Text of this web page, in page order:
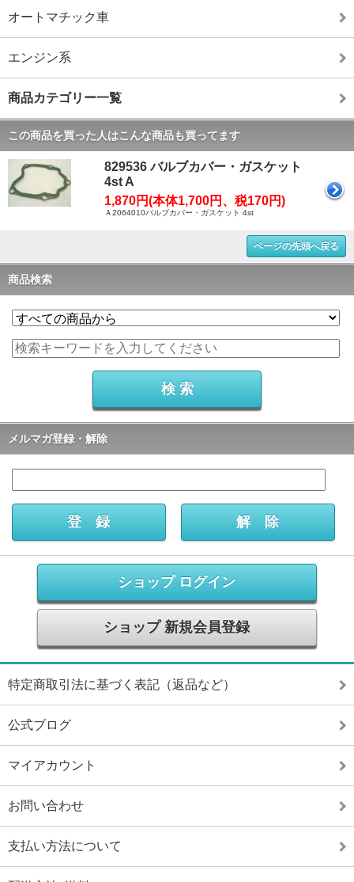
オートマチック車
エンジン系
商品カテゴリー一覧
この商品を買った人はこんな商品も買ってます
829536 バルブカバー・ガスケット
4st A
1,870円(本体1,700円、税170円)
Ａ2064010バルブカバー・ガスケット 4st
ページの先頭へ戻る
商品検索
メルマガ登録・解除
ショップ ログイン
ショップ 新規会員登録
特定商取引法に基づく表記（返品など）
公式ブログ
マイアカウント
お問い合わせ
支払い方法について